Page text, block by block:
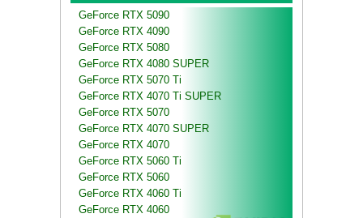
GeForce RTX 5090
GeForce RTX 4090
GeForce RTX 5080
GeForce RTX 4080 SUPER
GeForce RTX 5070 Ti
GeForce RTX 4070 Ti SUPER
GeForce RTX 5070
GeForce RTX 4070 SUPER
GeForce RTX 4070
GeForce RTX 5060 Ti
GeForce RTX 5060
GeForce RTX 4060 Ti
GeForce RTX 4060